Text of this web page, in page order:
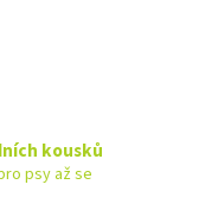
kousků
psy až se